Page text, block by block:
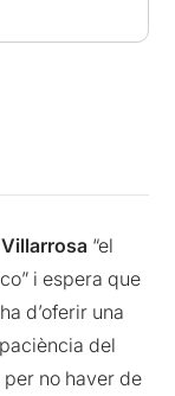
“el
i espera que
d’oferir una
del
no haver de